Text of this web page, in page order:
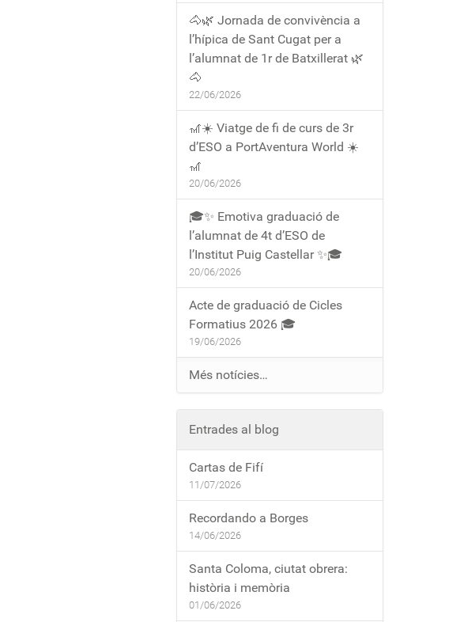
🐴🌿 Jornada de convivència a
l’hípica de Sant Cugat per a
l’alumnat de 1r de Batxillerat 🌿
🐴
22/06/2026
🎢☀️ Viatge de fi de curs de 3r
d’ESO a PortAventura World ☀️
🎢
20/06/2026
🎓✨ Emotiva graduació de
l’alumnat de 4t d’ESO de
l’Institut Puig Castellar ✨🎓
20/06/2026
Acte de graduació de Cicles
Formatius 2026 🎓
19/06/2026
Més notícies…
Entrades al blog
Cartas de Fifí
11/07/2026
Recordando a Borges
14/06/2026
Santa Coloma, ciutat obrera:
història i memòria
01/06/2026